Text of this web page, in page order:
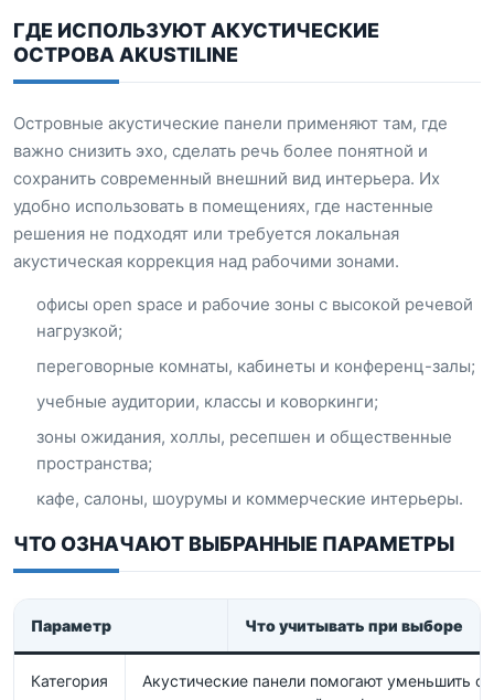
ГДЕ ИСПОЛЬЗУЮТ АКУСТИЧЕСКИЕ
ОСТРОВА AKUSTILINE
Островные акустические панели применяют там, где
важно снизить эхо, сделать речь более понятной и
сохранить современный внешний вид интерьера. Их
удобно использовать в помещениях, где настенные
решения не подходят или требуется локальная
акустическая коррекция над рабочими зонами.
офисы open space и рабочие зоны с высокой речевой
нагрузкой;
переговорные комнаты, кабинеты и конференц-залы;
учебные аудитории, классы и коворкинги;
зоны ожидания, холлы, ресепшен и общественные
пространства;
кафе, салоны, шоурумы и коммерческие интерьеры.
ЧТО ОЗНАЧАЮТ ВЫБРАННЫЕ ПАРАМЕТРЫ
Параметр Что учитывать при выборе
Категория
Акустические панели помогают уменьшить